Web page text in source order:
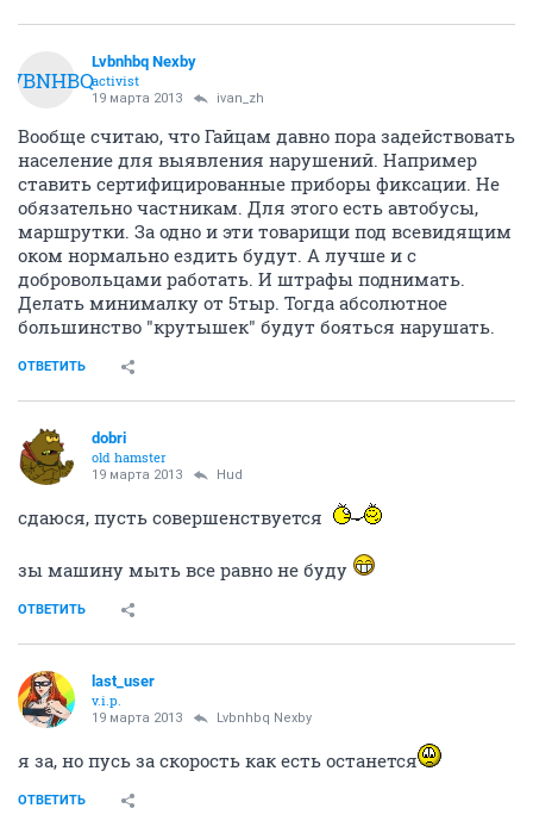
LVBNHBQ
Lvbnhbq Nexby
activist
19 марта 2013 ivan_zh
Вообще считаю, что Гайцам давно пора задействовать
население для выявления нарушений. Например
ставить сертифицированные приборы фиксации. Не
обязательно частникам. Для этого есть автобусы,
маршрутки. За одно и эти товарищи под всевидящим
оком нормально ездить будут. А лучше и с
добровольцами работать. И штрафы поднимать.
Делать минималку от 5тыр. Тогда абсолютное
большинство "крутышек" будут бояться нарушать.
ОТВЕТИТЬ
dobri
old hamster
19 марта 2013 Hud
сдаюся, пусть совершенствуется
зы машину мыть все равно не буду
ОТВЕТИТЬ
last_user
v.i.p.
19 марта 2013 Lvbnhbq Nexby
я за, но пусь за скорость как есть останется
ОТВЕТИТЬ